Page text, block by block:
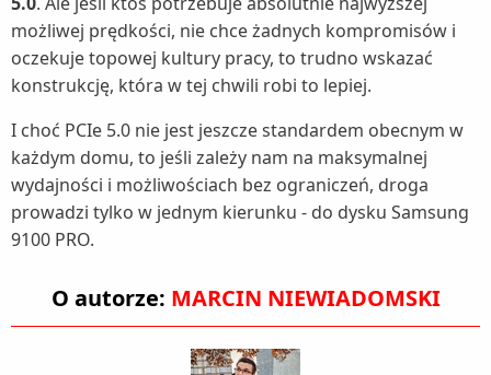
możliwej prędkości, nie chce żadnych kompromisów i
oczekuje topowej kultury pracy, to trudno wskazać
konstrukcję, która w tej chwili robi to lepiej.
I choć PCIe 5.0 nie jest jeszcze standardem obecnym w
każdym domu, to jeśli zależy nam na maksymalnej
wydajności i możliwościach bez ograniczeń, droga
prowadzi tylko w jednym kierunku - do dysku Samsung
9100 PRO.
O autorze: MARCIN NIEWIADOMSKI